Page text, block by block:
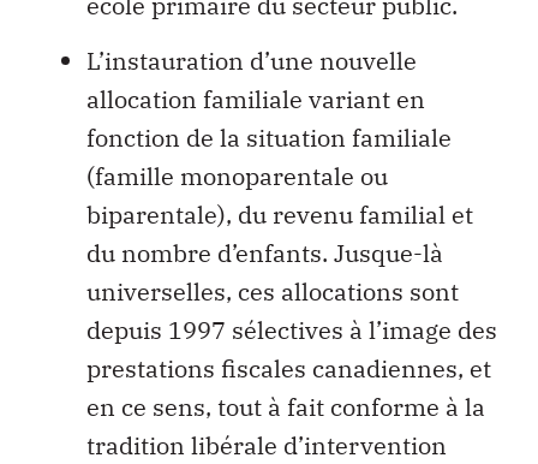
L’instauration d’une nouvelle
allocation familiale variant en
fonction de la situation familiale
(famille monoparentale ou
biparentale), du revenu familial et
du nombre d’enfants. Jusque-là
universelles, ces allocations sont
depuis 1997 sélectives à l’image des
prestations fiscales canadiennes, et
en ce sens, tout à fait conforme à la
tradition libérale d’intervention